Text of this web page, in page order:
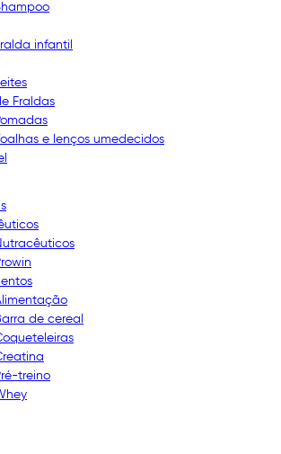
infantil
Fraldas
e lenços umedecidos
de cereal
treino